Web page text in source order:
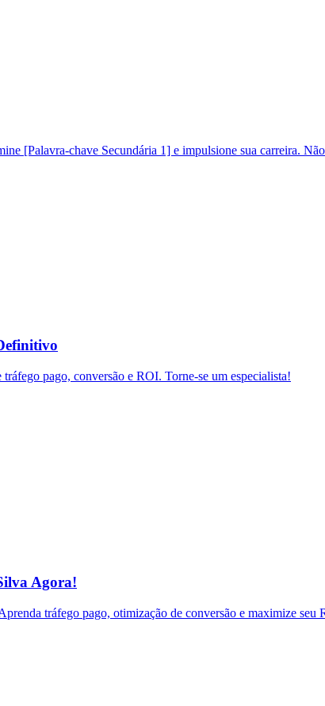
[Palavra-chave Secundária 1] e impulsione sua carreira.
pago, conversão e ROI. Torne-se um especialista!
Agora!
tráfego pago, otimização de conversão e maximize seu